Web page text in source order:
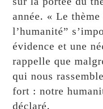
année. « Le
l’humanité”
évidence et une
rappelle que
qui nous
fort : notre
déclaré.